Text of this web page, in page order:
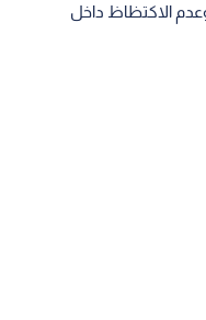
وعدم الاكتظاظ داخل